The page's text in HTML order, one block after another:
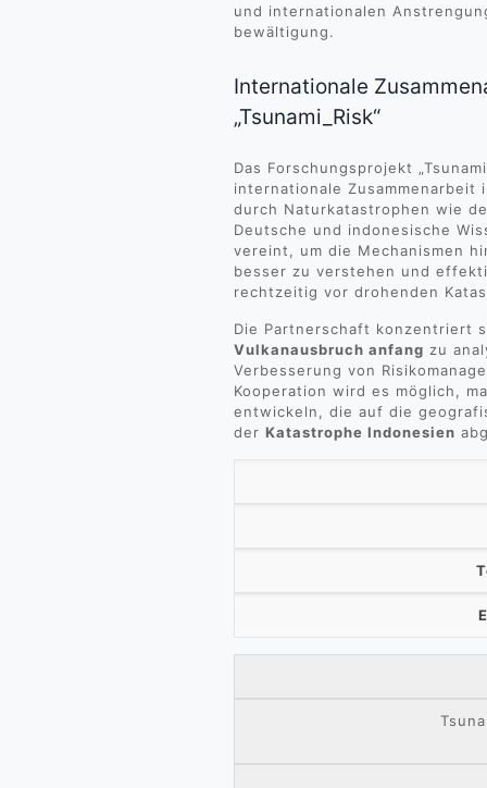
und internationalen
bewältigung.
Internationale
„Tsunami_Risk“
Das Forschungsprojekt
internationale Zusammenarbeit
durch Naturkatastrophen wie
Deutsche und indonesische
vereint, um die Mechanismen
besser zu verstehen und
rechtzeitig vor drohenden
Die Partnerschaft konzentriert
Vulkanausbruch anfang zu
Verbesserung von
Kooperation wird es möglich,
entwickeln, die auf die
derKatastrophe Indonesien